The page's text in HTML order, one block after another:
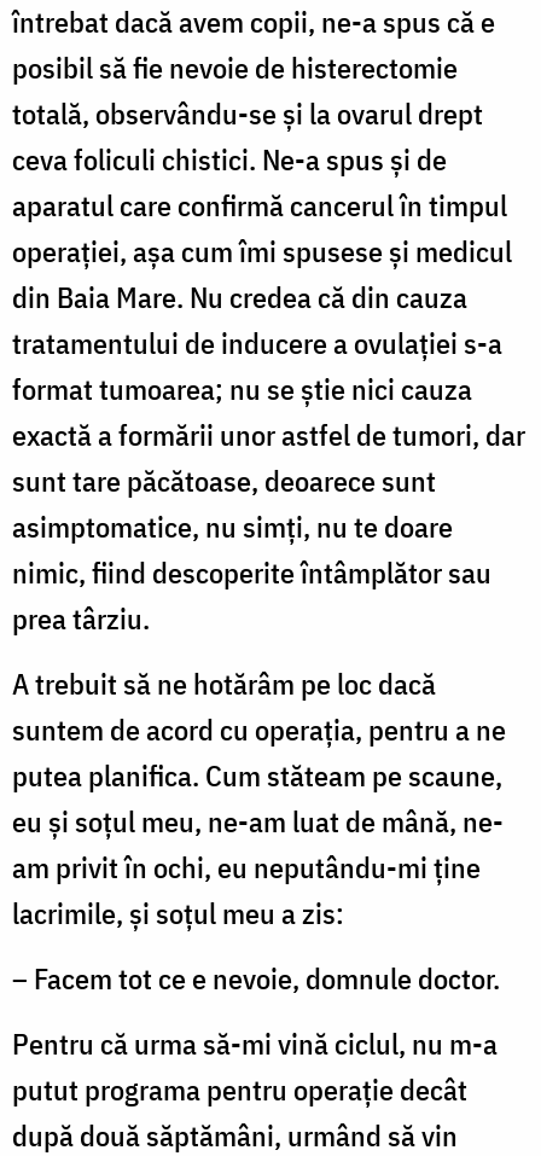
întrebat dacă avem copii, ne-a spus că e
posibil să fie nevoie de histerectomie
totală, observându-se și la ovarul drept
ceva foliculi chistici. Ne-a spus și de
aparatul care confirmă cancerul în timpul
operației, așa cum îmi spusese și medicul
din Baia Mare. Nu credea că din cauza
tratamentului de inducere a ovulației s-a
format tumoarea; nu se știe nici cauza
exactă a formării unor astfel de tumori, dar
sunt tare păcătoase, deoarece sunt
asimptomatice, nu simți, nu te doare
nimic, fiind descoperite întâmplător sau
prea târziu.
A trebuit să ne hotărâm pe loc dacă
suntem de acord cu operația, pentru a ne
putea planifica. Cum stăteam pe scaune,
eu și soțul meu, ne-am luat de mână, ne-
am privit în ochi, eu neputându-mi ține
lacrimile, și soțul meu a zis:
– Facem tot ce e nevoie, domnule doctor.
Pentru că urma să-mi vină ciclul, nu m-a
putut programa pentru operație decât
după două săptămâni, urmând să vin